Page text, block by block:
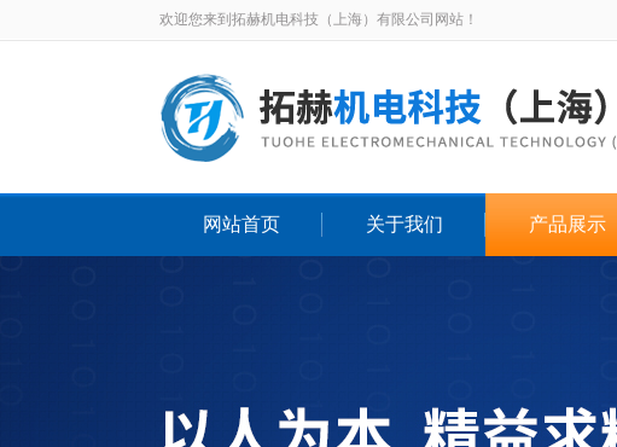
欢迎您来到拓赫机电科技（上海）有限公司网站！
网站首页 关于我们 产品展示